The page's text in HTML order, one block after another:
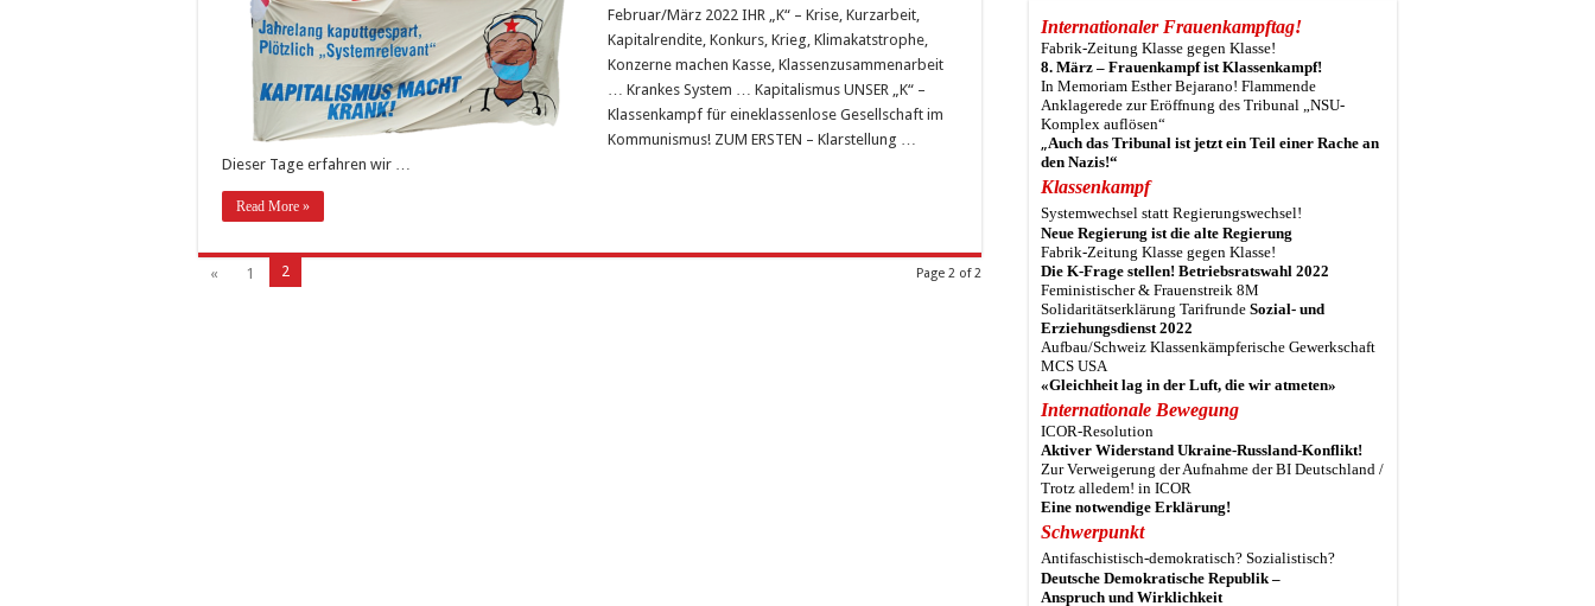
Februar/März 2022 IHR „K“ – Krise, Kurzarbeit,
Kapitalrendite, Konkurs, Krieg, Klimakatstrophe,
Konzerne machen Kasse, Klassenzusammenarbeit
… Krankes System … Kapitalismus UNSER „K“ –
Klassenkampf für eineklassenlose Gesellschaft im
Kommunismus! ZUM ERSTEN – Klarstellung …
Dieser Tage erfahren wir …
Read More »
Page 2 of 2
« 1 2
Internationaler Frauenkampftag!
Fabrik-Zeitung Klasse gegen Klasse!
8. März – Frauenkampf ist Klassenkampf!
In Memoriam Esther Bejarano! Flammende
Anklagerede zur Eröffnung des Tribunal „NSU-
Komplex auflösen“
Auch das Tribunal ist jetzt ein Teil einer Rache an
den Nazis!“
Klassenkampf
Systemwechsel statt Regierungswechsel!
Neue Regierung ist die alte Regierung
Fabrik-Zeitung Klasse gegen Klasse!
Die K-Frage stellen! Betriebsratswahl 2022
Feministischer & Frauenstreik 8M
Solidaritätserklärung Tarifrunde Sozial- und
Erziehungsdienst 2022
Aufbau/Schweiz Klassenkämpferische Gewerkschaft
MCS USA
«Gleichheit lag in der Luft, die wir atmeten»
Internationale Bewegung
ICOR-Resolution
Aktiver Widerstand Ukraine-Russland-Konflikt!
Zur Verweigerung der Aufnahme der BI Deutschland /
Trotz alledem! in ICOR
Eine notwendige Erklärung!
Schwerpunkt
Antifaschistisch-demokratisch? Sozialistisch?
Deutsche Demokratische Republik –
Anspruch und Wirklichkeit